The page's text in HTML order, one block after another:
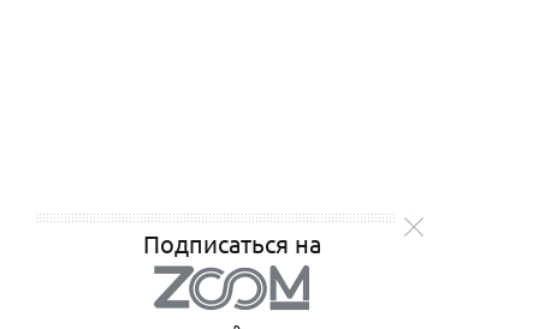
Подписаться на